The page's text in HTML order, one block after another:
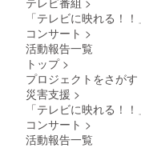
「テレビに映れる！
コンサート >
活動報告一覧
トップ >
プロジェクトをさがす
災害支援 >
「テレビに映れる！
コンサート >
活動報告一覧